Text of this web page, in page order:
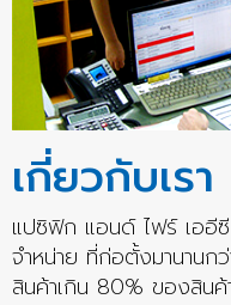
เกี่ยวกับเรา
แปซิฟิก แอนด์ ไฟร์ เออีซี
จำหน่าย ที่ก่อตั้งมานานก
สินค้าเกิน 80% ของสิน